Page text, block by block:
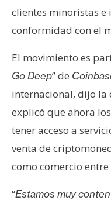
r
e
s
a
T
e
m
a
clientes minoristas e
conformidad con el
El movimiento es
Go Deep” de
internacional, dijo la
explicó que ahora
tener acceso a
venta de
como comercio
“Estamos muy